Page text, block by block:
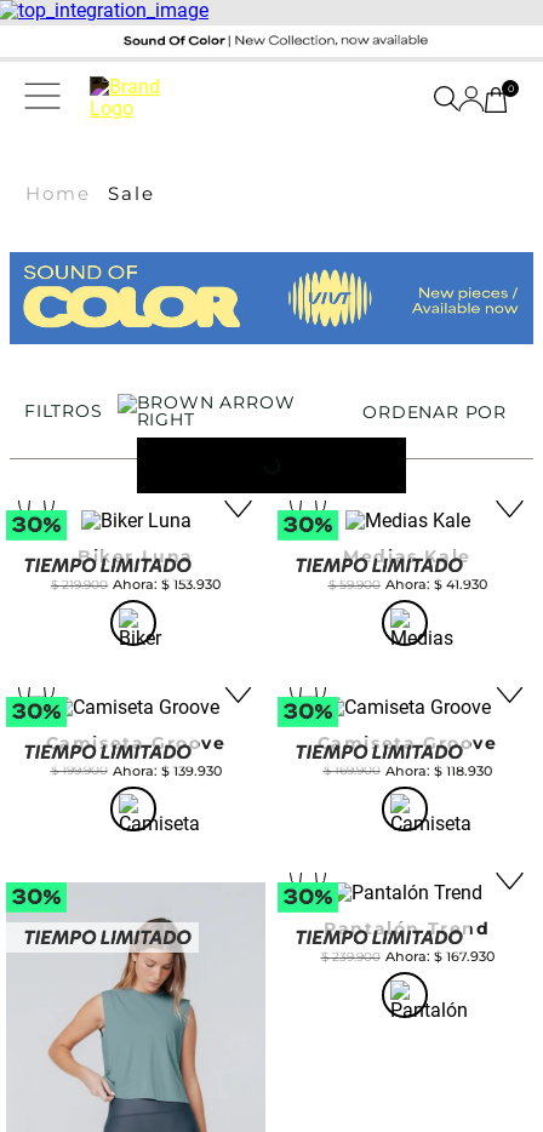
0
Home Sale
FILTROS ORDENAR POR
Biker Luna
$ 219.900 $ 153.930
Medias Kale
$ 59.900 $ 41.930
Camiseta Groove
$ 199.900 $ 139.930
Camiseta Groove
$ 169.900 $ 118.930
Pantalón Trend
$ 239.900 $ 167.930